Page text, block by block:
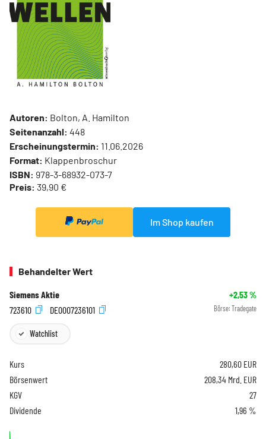
Autoren: Bolton, A. Hamilton
Seitenanzahl: 448
Erscheinungstermin: 11.06.2026
Format: Klappenbroschur
ISBN: 978-3-68932-073-7
Preis: 39,90 €
Im Shop kaufen
Behandelter Wert
Siemens Aktie +2,53%
723610
DE0007236101 Börse: Tradegate
Watchlist
Kurs 280,60 EUR
Börsenwert
208,34 Mrd. EUR
KGV
27
Dividende
1,96 %